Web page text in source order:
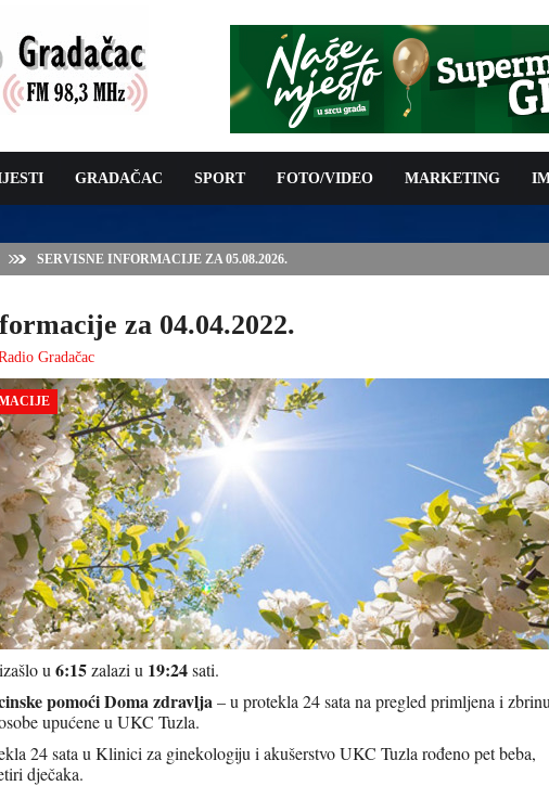
GRADAČAC SPORT FOTO/VIDEO MARKETING
JAVNI POZIV ZA PODNOŠENJE ZAHTJEVA ZA OSTVARIVANJE PRAVA NA
SUFINANSIRANJE TROŠKOVA PROVOĐENJA PROGRAMA PREVENTIVNIH
za 04.04.2022.
Gradačac
u 6:15zalazi u 19:24sati.
pomoći Doma zdravlja– u protekla 24 sata na pregled primljena i
upućene u UKC Tuzla.
24 sata u Klinici za ginekologiju i akušerstvo UKC Tuzla rođeno pet beba,
dječaka.